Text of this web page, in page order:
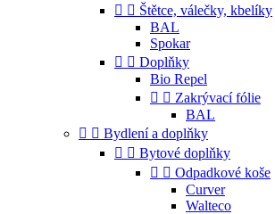
  Štětce, válečky, kbelíky
BAL
Spokar
  Doplňky
Bio Repel
  Zakrývací fólie
BAL
  Bydlení a doplňky
  Bytové doplňky
  Odpadkové koše
Curver
Walteco